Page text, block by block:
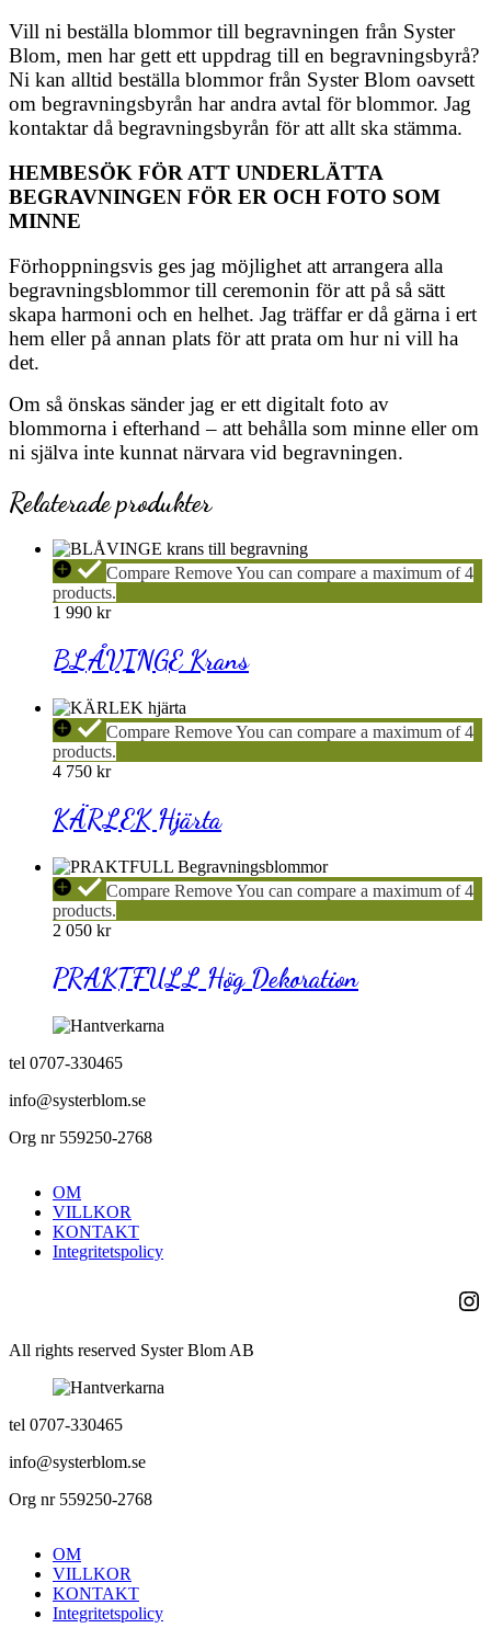
Vill ni beställa blommor till begravningen från Syster
Blom, men har gett ett uppdrag till en begravningsbyrå?
Ni kan alltid beställa blommor från Syster Blom oavsett
om begravningsbyrån har andra avtal för blommor. Jag
kontaktar då begravningsbyrån för att allt ska stämma.
HEMBESÖK FÖR ATT UNDERLÄTTA
BEGRAVNINGEN FÖR ER OCH FOTO SOM
MINNE
Förhoppningsvis ges jag möjlighet att arrangera alla
begravningsblommor till ceremonin för att på så sätt
skapa harmoni och en helhet. Jag träffar er då gärna i ert
hem eller på annan plats för att prata om hur ni vill ha
det.
Om så önskas sänder jag er ett digitalt foto av
blommorna i efterhand – att behålla som minne eller om
ni själva inte kunnat närvara vid begravningen.
Relaterade produkter
BLÅVINGE
Krans
CompareRemoveYou can compare a maximum of 4
products.
1 990 kr
BLÅVINGE Krans
KÄRLEK
Hjärta
CompareRemoveYou can compare a maximum of 4
products.
4 750 kr
KÄRLEK Hjärta
PRAKTFULL
Hög
Dekoration
CompareRemoveYou can compare a maximum of 4
products.
2 050 kr
PRAKTFULL Hög Dekoration
tel 0707-330465
info@systerblom.se
Org nr 559250-2768
OM
VILLKOR
KONTAKT
Integritetspolicy
All rights reserved Syster Blom AB
tel 0707-330465
info@systerblom.se
Org nr 559250-2768
OM
VILLKOR
KONTAKT
Integritetspolicy